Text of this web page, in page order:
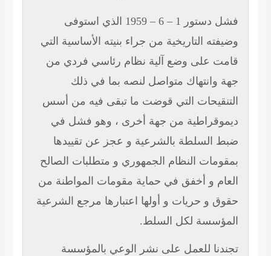
فشل دستور 1 – 6 – 1959 الذي استوفى
وضيفته التاريخية من جراء بنيته الأساسية التي
قامت على وضع آلية نظام رئاسي فردي من
جهة وانتهاك متواصل لنصه بما في ذلك
التنقيحات التي قوضت ما تبقى فيه من أسس
ديموقراطية من جهة أخرى ، وهو فشل في
ضبط السلطة بالشرعية و عجز عن تقييدها
بمقومات النظام الجمهوري و متطلبات الصالح
العام و أخفق في حماية مقومات المواطنة من
حقوق و حريات و أولها اعتبارها مرجع الشرعية
المؤسسة لكل السلط.
تجندنا للعمل على نشر الوعي بالمؤسسة